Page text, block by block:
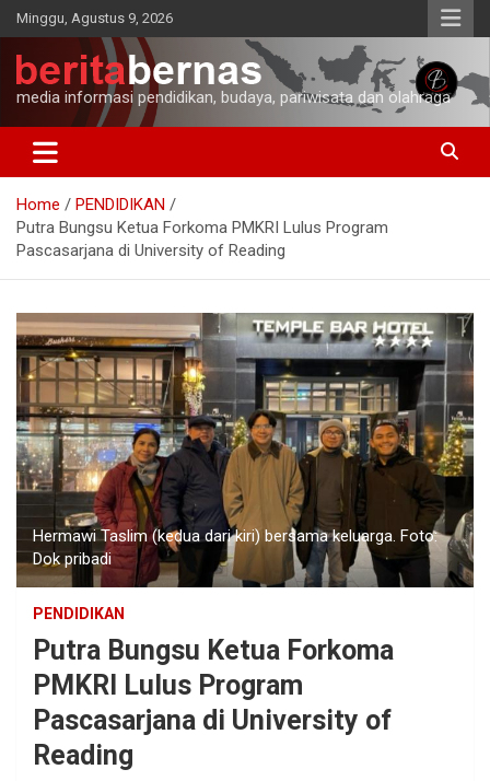
Skip
to
content
Minggu, Agustus 9, 2026
media informasi pendidikan, budaya, pariwisata dan olahraga
Home
PENDIDIKAN
Putra Bungsu Ketua Forkoma PMKRI Lulus Program
Pascasarjana di University of Reading
Hermawi Taslim (kedua dari kiri) bersama keluarga. Foto:
Dok pribadi
PENDIDIKAN
Putra Bungsu Ketua Forkoma
PMKRI Lulus Program
Pascasarjana di University of
Reading